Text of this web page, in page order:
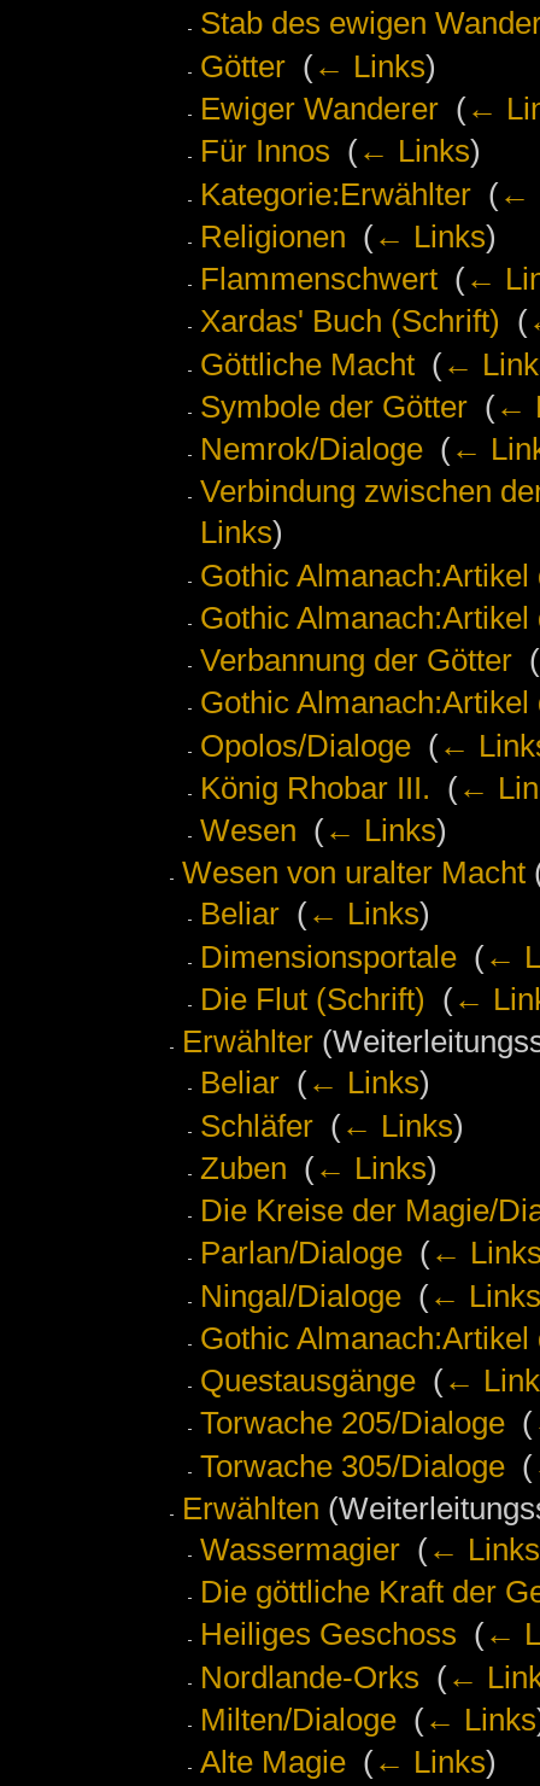
Stab des ewigen
Götter‎ (← Links)
Ewiger Wanderer‎ (←
Für Innos (← Links)
Kategorie:Erwählter‎ (←
Religionen (← Links)
Flammenschwert‎ (←
Xardas' Buch (Schrift)
(
Göttliche Macht‎ (←
Symbole der Götter‎ (←
Nemrok/Dialoge‎ (←
Verbindung zwischen
Links)
Gothic
Gothic
Verbannung der Götter‎ (
Gothic
Opolos/Dialoge‎ (←
König Rhobar III.
(←
Wesen (← Links)
Wesen von uralter Macht
Beliar‎ (← Links)
Dimensionsportale‎ (←
Die Flut (Schrift)
(←
Erwählter
Beliar‎ (← Links)
Schläfer‎ (← Links)
Zuben (← Links)
Die Kreise der Magie/
Parlan/Dialoge‎ (←
Ningal/Dialoge‎ (← Links
Gothic
Questausgänge‎ (←
Torwache 205/Dialoge‎ (
Torwache 305/Dialoge‎ (
Erwählten
Wassermagier‎ (← Links
Die göttliche Kraft der
Heiliges Geschoss (←
Nordlande-Orks (←
Milten/Dialoge‎ (← Links
Alte Magie‎ (← Links)